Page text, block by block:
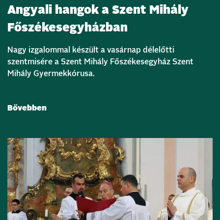
Angyali hangok a Szent Mihály
Főszékesegyházban
Nagy izgalommal készült a vasárnap délelőtti
szentmisére a Szent Mihály Főszékesegyház Szent
Mihály Gyermekkórusa.
Bővebben